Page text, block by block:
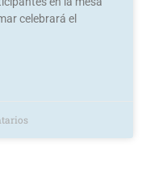
celebrará el